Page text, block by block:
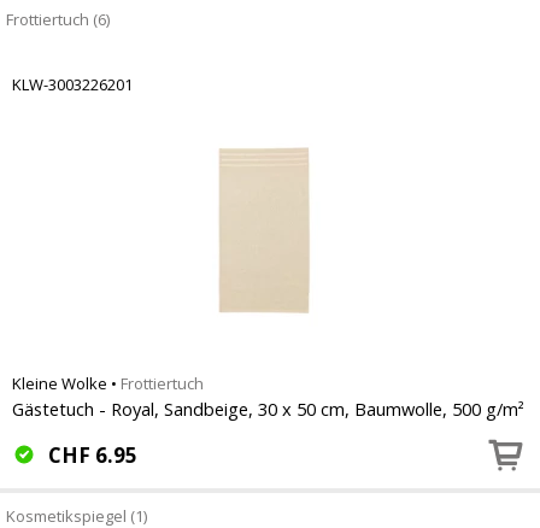
Frottiertuch (6)
KLW-3003226201
Kleine Wolke • Frottiertuch
Gästetuch - Royal, Sandbeige, 30 x 50 cm, Baumwolle, 500 g/m²
CHF 6.95
Kosmetikspiegel (1)